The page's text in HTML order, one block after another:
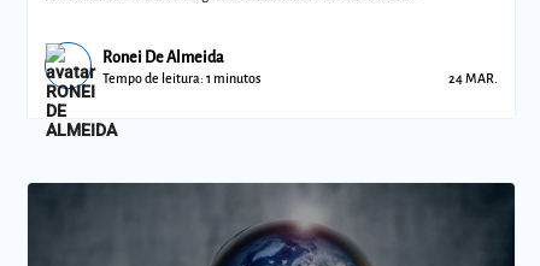
Ronei De Almeida
Tempo de leitura: 1 minutos 24 MAR.